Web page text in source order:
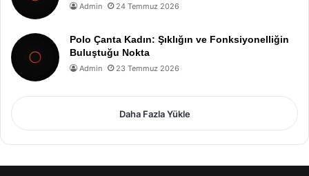
Admin 24 Temmuz 2026
Polo Çanta Kadın: Şıklığın ve Fonksiyonelliğin
Buluştuğu Nokta
Admin 23 Temmuz 2026
Daha Fazla Yükle